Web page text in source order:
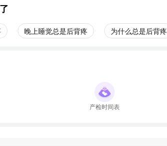
晚上睡觉总是后背疼 为什么总是后背疼
产检时间表